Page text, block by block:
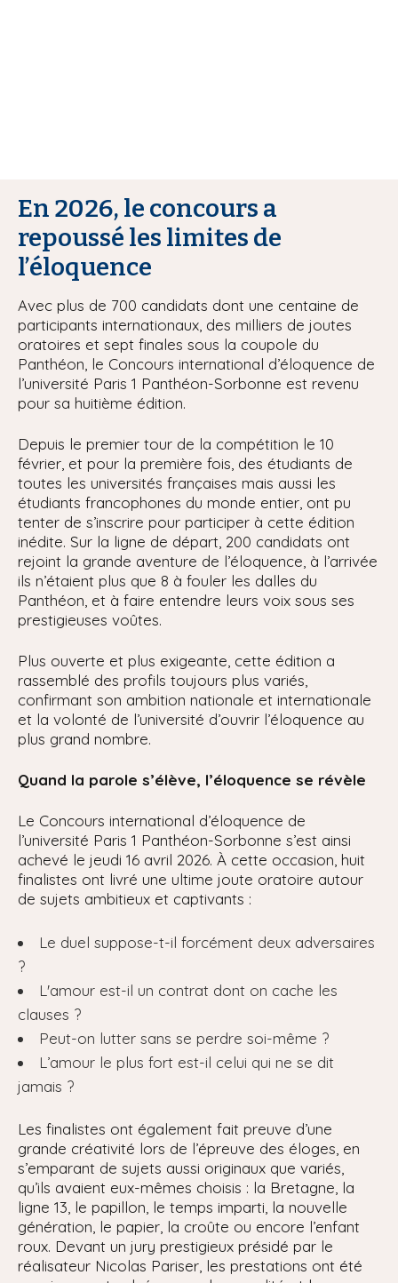
En 2026, le concours a
repoussé les limites de
l’éloquence
Avec plus de 700 candidats dont une centaine de
participants internationaux, des milliers de joutes
oratoires et sept finales sous la coupole du
Panthéon, le Concours international d’éloquence de
l’université Paris 1 Panthéon-Sorbonne est revenu
pour sa huitième édition.
Depuis le premier tour de la compétition le 10
février, et pour la première fois, des étudiants de
toutes les universités françaises mais aussi les
étudiants francophones du monde entier, ont pu
tenter de s’inscrire pour participer à cette édition
inédite. Sur la ligne de départ, 200 candidats ont
rejoint la grande aventure de l’éloquence, à l’arrivée
ils n’étaient plus que 8 à fouler les dalles du
Panthéon, et à faire entendre leurs voix sous ses
prestigieuses voûtes.
Plus ouverte et plus exigeante, cette édition a
rassemblé des profils toujours plus variés,
confirmant son ambition nationale et internationale
et la volonté de l’université d’ouvrir l’éloquence au
plus grand nombre.
Quand la parole s’élève, l’éloquence se révèle
Le Concours international d’éloquence de
l’université Paris 1 Panthéon-Sorbonne s’est ainsi
achevé le jeudi 16 avril 2026. À cette occasion, huit
finalistes ont livré une ultime joute oratoire autour
de sujets ambitieux et captivants :
Le duel suppose-t-il forcément deux adversaires
?
L'amour est-il un contrat dont on cache les
clauses ?
Peut-on lutter sans se perdre soi-même ?
L’amour le plus fort est-il celui qui ne se dit
jamais ?
Les finalistes ont également fait preuve d’une
grande créativité lors de l’épreuve des éloges, en
s’emparant de sujets aussi originaux que variés,
qu’ils avaient eux-mêmes choisis : la Bretagne, la
ligne 13, le papillon, le temps imparti, la nouvelle
génération, le papier, la croûte ou encore l’enfant
roux. Devant un jury prestigieux présidé par le
réalisateur Nicolas Pariser, les prestations ont été